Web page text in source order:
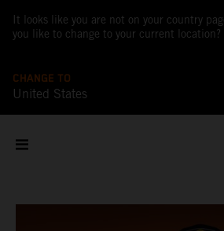
It looks like you are not on your country
you like to change to your current location?
CHANGE TO
United States